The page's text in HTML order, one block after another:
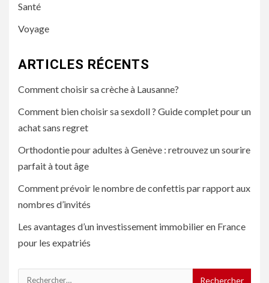
Santé
Voyage
ARTICLES RÉCENTS
Comment choisir sa crèche à Lausanne?
Comment bien choisir sa sexdoll ? Guide complet pour un
achat sans regret
Orthodontie pour adultes à Genève : retrouvez un sourire
parfait à tout âge
Comment prévoir le nombre de confettis par rapport aux
nombres d’invités
Les avantages d’un investissement immobilier en France
pour les expatriés
Rechercher :